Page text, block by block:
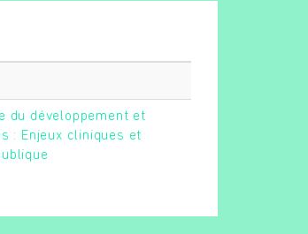
du développement et
: Enjeux cliniques et